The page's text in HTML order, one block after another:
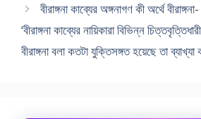
বীরাঙ্গনা কাব্যের অঙ্গনাগণ কী অর্থে
‘বীরাঙ্গনা কাব্যের নায়িকারা বিভিন্ন
বীরাঙ্গনা বলা কতটা যুক্তিসঙ্গত হয়েছে তা